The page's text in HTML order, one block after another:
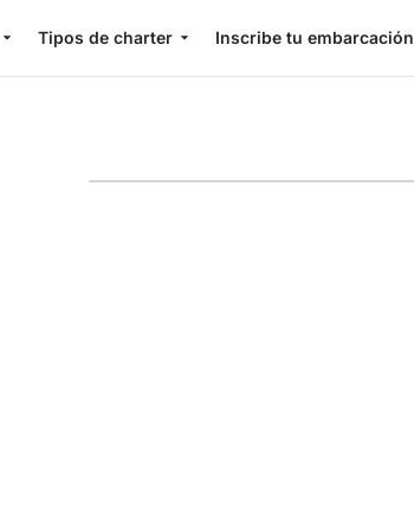
Tipos de charter Inscribe tu embarcación